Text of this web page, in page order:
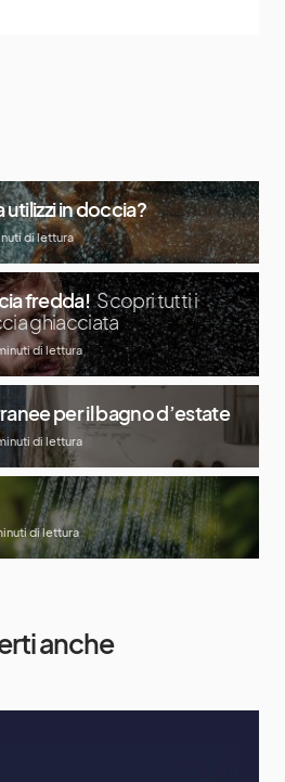
utilizzi in doccia?
di lettura
fredda! Scopri tutti i
ghiacciata
di lettura
per il bagno d’estate
di lettura
di lettura
anche